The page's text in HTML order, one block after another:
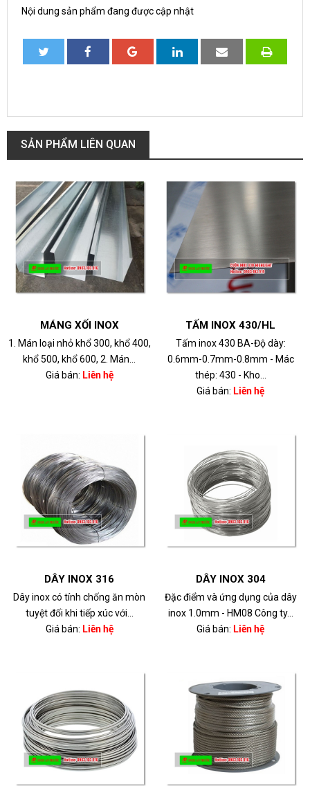
Nội dung sản phẩm đang được cập nhật
SẢN PHẨM LIÊN QUAN
MÁNG XỐI INOX
1. Mán loại nhỏ khổ 300, khổ 400,
khổ 500, khổ 600, 2. Mán...
Giá bán: Liên hệ
TẤM INOX 430/HL
Tấm inox 430 BA-Độ dày:
0.6mm-0.7mm-0.8mm - Mác
thép: 430 - Kho...
Giá bán: Liên hệ
DÂY INOX 316
Dây inox có tính chống ăn mòn
tuyệt đối khi tiếp xúc với...
Giá bán: Liên hệ
DÂY INOX 304
Đặc điểm và ứng dụng của dây
inox 1.0mm - HM08 Công ty...
Giá bán: Liên hệ